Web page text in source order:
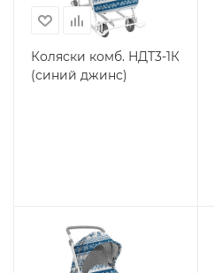
Коляски комб. НДТ3-1К
(синий джинс)